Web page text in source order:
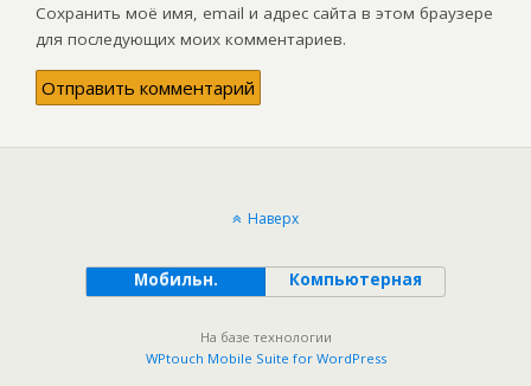
Сохранить моё имя, email и адрес сайта в этом браузере
для последующих моих комментариев.
Наверх
Мобильн. Компьютерная
На базе технологии
WPtouch Mobile Suite for WordPress